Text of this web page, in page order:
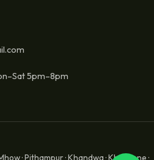
5pm–8pm